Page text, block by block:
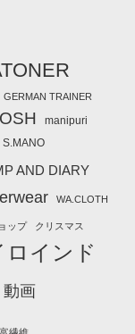
GERMAN TRAINER
manipuri
S.MANO
AND DIARY
WA.CLOTH
ップ クリスマス
ロインド
動画